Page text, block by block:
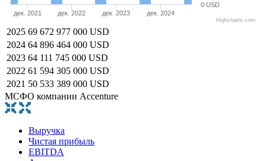
дек. 2021 дек. 2022 дек. 2023 дек. 2024
0 USD
Highcharts.com
2025 69 672 977 000 USD
2024 64 896 464 000 USD
2023 64 111 745 000 USD
2022 61 594 305 000 USD
2021 50 533 389 000 USD
МСФО компании Accenture
Выручка
Чистая прибыль
EBITDA